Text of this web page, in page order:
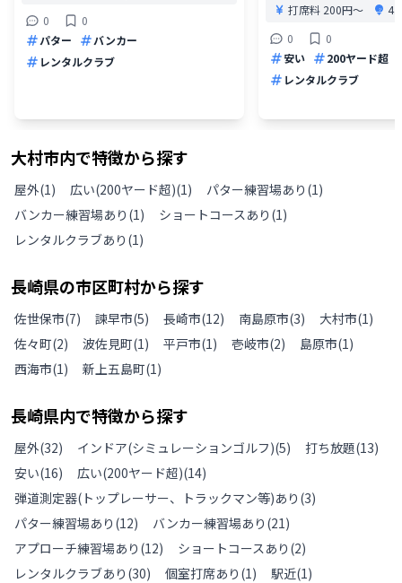
0
0
パター
バンカー
レンタルクラブ
打席料 200円〜
0
0
安い
200ヤード超
レンタルクラブ
大村市内で特徴から探す
屋外(1) 広い(200ヤード超)(1) パター練習場あり (1)
バンカー練習場あり (1) ショートコースあり (1)
レンタルクラブあり (1)
長崎県の市区町村から探す
佐世保市(7) 諫早市(5) 長崎市(12) 南島原市(3) 大村市(1)
佐々町(2) 波佐見町(1) 平戸市(1) 壱岐市(2) 島原市(1)
西海市(1) 新上五島町(1)
長崎県内で特徴から探す
屋外(32) インドア(シミュレーションゴルフ)(5) 打ち放題(13)
安い(16) 広い(200ヤード超)(14)
弾道測定器(トップレーサー、トラックマン等)あり (3)
パター練習場あり (12) バンカー練習場あり (21)
アプローチ練習場あり (12) ショートコースあり (2)
レンタルクラブあり (30) 個室打席あり (1) 駅近(1)